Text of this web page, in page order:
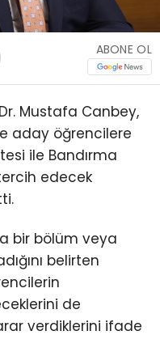
ABONE OL
Mustafa Canbey,
aday öğrencilere
ile Bandırma
edecek
bir bölüm veya
belirten
de
verdiklerini ifade